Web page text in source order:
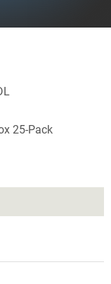
25-Pack